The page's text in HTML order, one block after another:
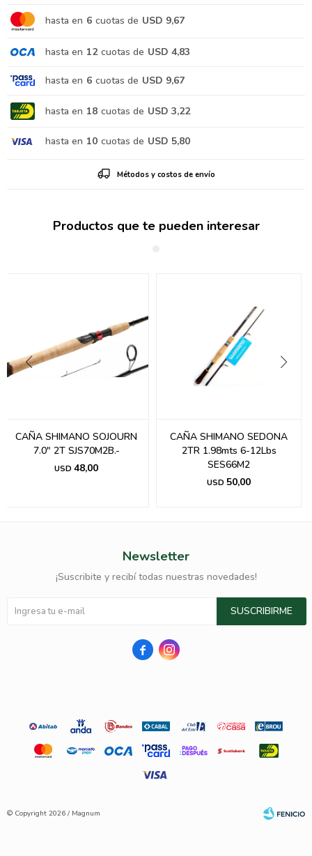
hasta en 6 cuotas de USD 9,67
hasta en 12 cuotas de USD 4,83
hasta en 6 cuotas de USD 9,67
hasta en 18 cuotas de USD 3,22
hasta en 10 cuotas de USD 5,80
Métodos y costos de envío
Productos que te pueden interesar
CAÑA SHIMANO SOJOURN
7.0" 2T SJS70M2B.-
USD 48,00
CAÑA SHIMANO SEDONA
2TR 1.98mts 6-12Lbs
SES66M2
USD 50,00
Newsletter
¡Suscribite y recibí todas nuestras novedades!
SUSCRIBIRME
 
© Copyright 2026 / Magnum